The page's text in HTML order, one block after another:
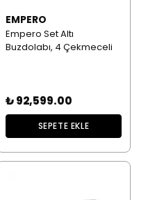
EMPERO
Empero Set Altı
Buzdolabı, 4 Çekmeceli
₺ 92,599.00
SEPETE EKLE